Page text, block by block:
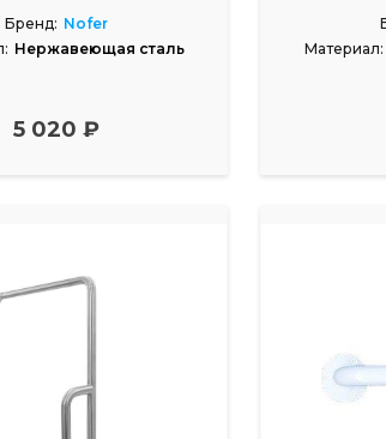
Бренд: Nofer
Нержавеющая сталь
5 020 ₽
Материал: